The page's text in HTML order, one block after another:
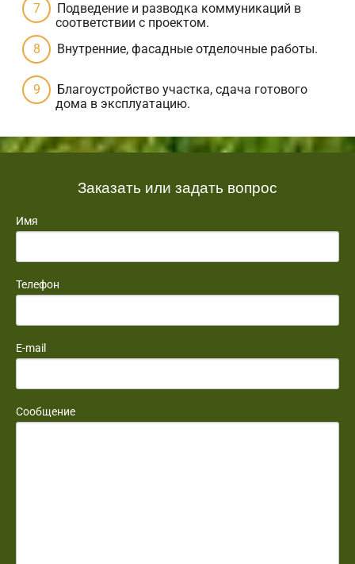
Подведение и разводка коммуникаций в
соответствии с проектом.
Внутренние, фасадные отделочные работы.
Благоустройство участка, сдача готового
дома в эксплуатацию.
Заказать или задать вопрос
Имя
Телефон
E-mail
Сообщение